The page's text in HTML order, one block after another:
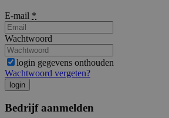
E-mail *
Wachtwoord
login gegevens onthouden
Wachtwoord vergeten?
login
Bedrijf aanmelden